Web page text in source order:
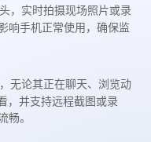
，实时拍摄现场照片或录
响手机正常使用，确保监
无论其正在聊天、浏览动
，并支持远程截图或录
畅。